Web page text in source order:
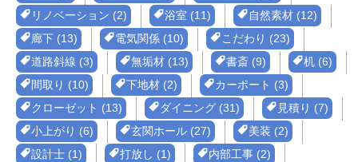
リノベーション (2)
浴室 (11)
自然素材 (12)
廊下 (13)
電気関係 (10)
こだわり (23)
道路斜線 (3)
無垢材 (13) 書斎 (9)
机 (6)
間取り (10)
下地材 (2)
カーポート (3)
クローゼット (13)
ダイニング (31)
見積り (7)
小上がり (6)
玄関ホール (27)
美装 (2)
設計士 (1)
打放し (1)
内部工事 (2)